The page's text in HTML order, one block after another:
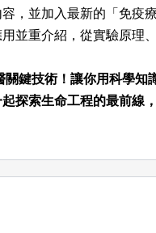
，並加入最新的「免疫
並重介紹，從實驗原理
鍵技術！讓你用科學知
起探索生命工程的最前線